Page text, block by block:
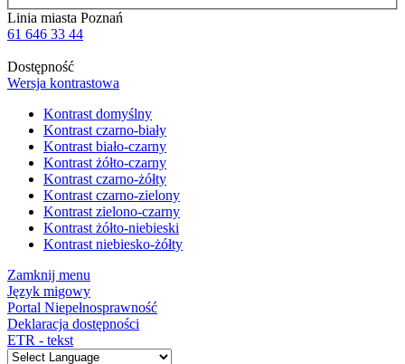
Linia miasta Poznań
61 646 33 44
Dostępność
Wersja kontrastowa
Kontrast domyślny
Kontrast czarno-biały
Kontrast biało-czarny
Kontrast żółto-czarny
Kontrast czarno-żółty
Kontrast czarno-zielony
Kontrast zielono-czarny
Kontrast żółto-niebieski
Kontrast niebiesko-żółty
Zamknij menu
Język migowy
Portal Niepełnosprawność
Deklaracja dostępności
ETR - tekst